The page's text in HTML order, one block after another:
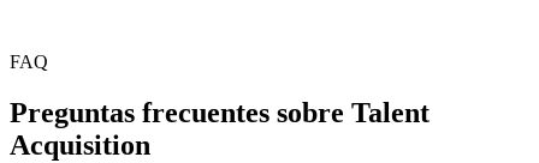
FAQ
Preguntas frecuentes sobre Talent
Acquisition